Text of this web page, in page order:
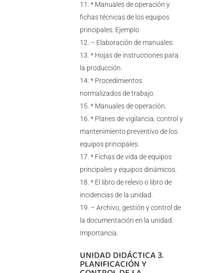
* Manuales de operación y
fichas técnicas de los equipos
principales. Ejemplo
– Elaboración de manuales:
* Hojas de instrucciones para
la producción.
* Procedimientos
normalizados de trabajo.
* Manuales de operación.
* Planes de vigilancia, control y
mantenimiento preventivo de los
equipos principales.
* Fichas de vida de equipos
principales y equipos dinámicos.
* El libro de relevo o libro de
incidencias de la unidad.
– Archivo, gestión y control de
la documentación en la unidad.
Importancia.
UNIDAD DIDÁCTICA 3.
PLANIFICACIÓN Y